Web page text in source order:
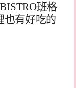
班格
也有好吃的